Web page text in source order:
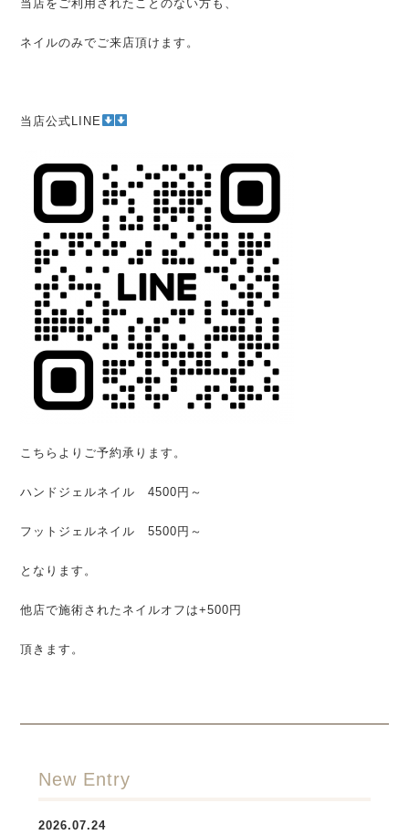
当店をご利用されたことのない方も、
ネイルのみでご来店頂けます。
当店公式LINE
こちらよりご予約承ります。
ハンドジェルネイル 4500円～
フットジェルネイル 5500円～
となります。
他店で施術されたネイルオフは+500円
頂きます。
New Entry
2026.07.24